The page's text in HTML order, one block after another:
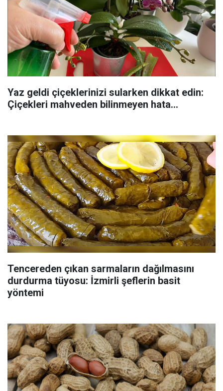
Yaz geldi çiçeklerinizi sularken dikkat edin:
Çiçekleri mahveden bilinmeyen hata...
Tencereden çıkan sarmaların dağılmasını
durdurma tüyosu: İzmirli şeflerin basit
yöntemi